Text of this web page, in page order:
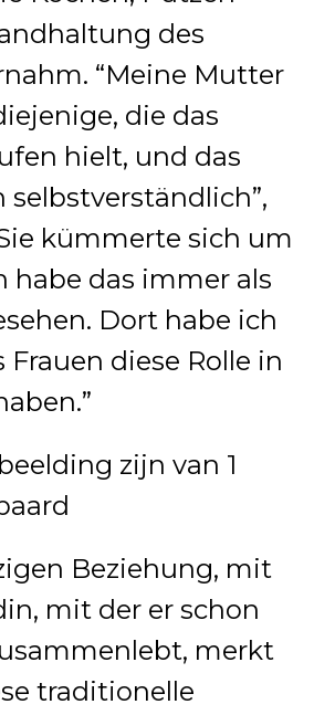
des
“Meine Mutter
die das
hielt, und das
kümmerte sich um
habe das immer als
Dort habe ich
Frauen diese Rolle in
Beziehung, mit
mit der er schon
merkt
traditionelle